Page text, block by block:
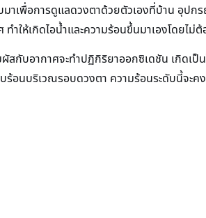
าเพื่อการดูแลดวงตาด้วยตัวเองที่บ้าน อุป
ห้เกิดไอน้ำและความร้อนขึ้นมาเองโดยไม่ต้
กับอากาศจะทำปฏิกิริยาออกซิเดชัน เกิดเ
อนบริเวณรอบดวงตา ความร้อนระดับนี้จะ